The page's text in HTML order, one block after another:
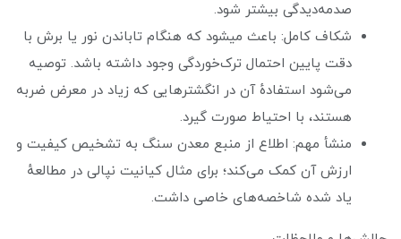
صدمه‌دیدگی بیشتر شود.
شکاف کامل: باعث میشود که هنگام تاباندن نور یا برش با
دقت پایین احتمال ترک‌خوردگی وجود داشته باشد. توصیه
می‌شود استفادهٔ آن در انگشترهایی که زیاد در معرض ضربه
هستند، با احتیاط صورت گیرد.
منشأ مهم: اطلاع از منبع معدن سنگ به تشخیص کیفیت و
ارزش آن کمک می‌کند؛ برای مثال کیانیت نپالی در مطالعهٔ
یاد شده شاخصه‌های خاصی داشت.